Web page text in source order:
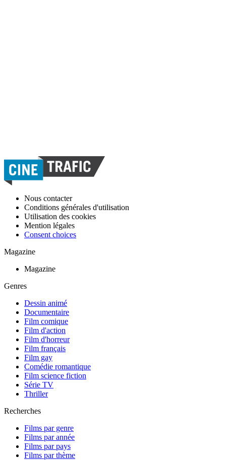
Nous contacter
Conditions générales d'utilisation
Utilisation des cookies
Mention légales
Consent choices
Magazine
Magazine
Genres
Dessin animé
Documentaire
Film comique
Film d'action
Film d'horreur
Film français
Film gay
Comédie romantique
Film science fiction
Série TV
Thriller
Recherches
Films par genre
Films par année
Films par pays
Films par thème